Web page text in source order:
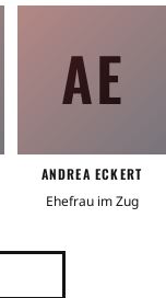
AE
ANDREA ECKERT
Ehefrau im Zug